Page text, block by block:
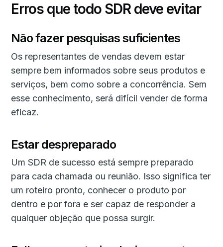
Erros que todo SDR deve evitar
Não fazer pesquisas suficientes
Os representantes de vendas devem estar
sempre bem informados sobre seus produtos e
serviços, bem como sobre a concorrência. Sem
esse conhecimento, será difícil vender de forma
eficaz.
Estar despreparado
Um SDR de sucesso está sempre preparado
para cada chamada ou reunião. Isso significa ter
um roteiro pronto, conhecer o produto por
dentro e por fora e ser capaz de responder a
qualquer objeção que possa surgir.